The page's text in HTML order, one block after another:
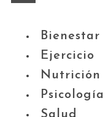
Bienestar
Ejercicio
Nutrición
Psicología
Salud